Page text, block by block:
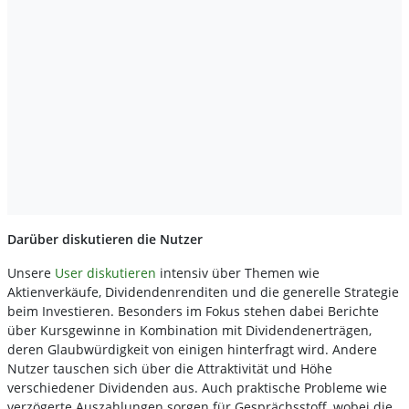
Darüber diskutieren die Nutzer
Unsere User diskutieren intensiv über Themen wie
Aktienverkäufe, Dividendenrenditen und die generelle Strategie
beim Investieren. Besonders im Fokus stehen dabei Berichte
über Kursgewinne in Kombination mit Dividendenerträgen,
deren Glaubwürdigkeit von einigen hinterfragt wird. Andere
Nutzer tauschen sich über die Attraktivität und Höhe
verschiedener Dividenden aus. Auch praktische Probleme wie